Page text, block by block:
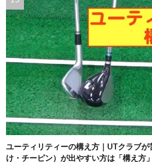
ユーティリティーの構え方｜UTクラブ
け・チーピン）が出やすい方は「構え方